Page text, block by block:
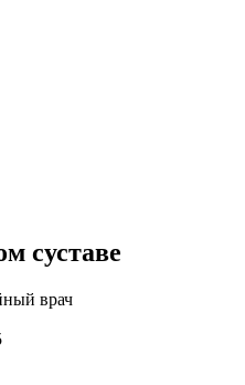
суставе
врач